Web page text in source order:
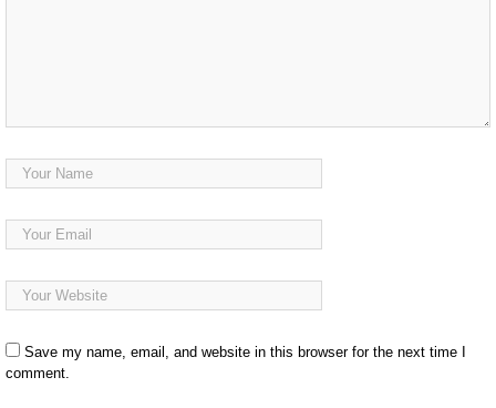
Save my name, email, and website in this browser for the next time I
comment.